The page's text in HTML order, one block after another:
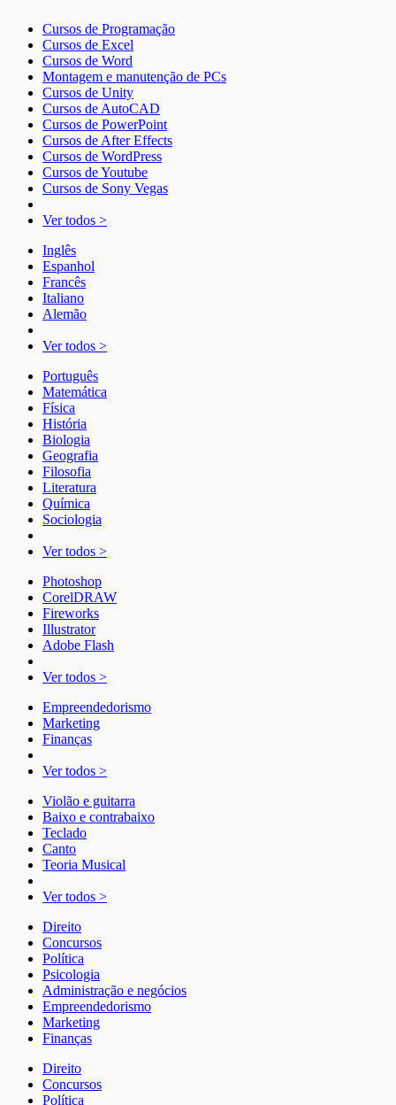
Cursos de Programação
Cursos de Excel
Cursos de Word
Montagem e manutenção de PCs
Cursos de Unity
Cursos de AutoCAD
Cursos de PowerPoint
Cursos de After Effects
Cursos de WordPress
Cursos de Youtube
Cursos de Sony Vegas
Ver todos >
Inglês
Espanhol
Francês
Italiano
Alemão
Ver todos >
Português
Matemática
Física
História
Biologia
Geografia
Filosofia
Literatura
Química
Sociologia
Ver todos >
Photoshop
CorelDRAW
Fireworks
Illustrator
Adobe Flash
Ver todos >
Empreendedorismo
Marketing
Finanças
Ver todos >
Violão e guitarra
Baixo e contrabaixo
Teclado
Canto
Teoria Musical
Ver todos >
Direito
Concursos
Política
Psicologia
Administração e negócios
Empreendedorismo
Marketing
Finanças
Direito
Concursos
Política